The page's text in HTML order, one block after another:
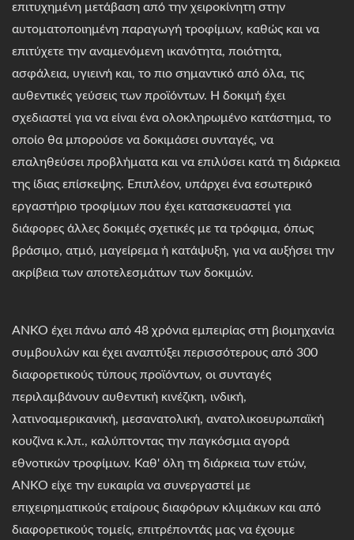
επιτυχημένη μετάβαση από την χειροκίνητη στην
αυτοματοποιημένη παραγωγή τροφίμων, καθώς και να
επιτύχετε την αναμενόμενη ικανότητα, ποιότητα,
ασφάλεια, υγιεινή και, το πιο σημαντικό από όλα, τις
αυθεντικές γεύσεις των προϊόντων. Η δοκιμή έχει
σχεδιαστεί για να είναι ένα ολοκληρωμένο κατάστημα, το
οποίο θα μπορούσε να δοκιμάσει συνταγές, να
επαληθεύσει προβλήματα και να επιλύσει κατά τη διάρκεια
της ίδιας επίσκεψης. Επιπλέον, υπάρχει ένα εσωτερικό
εργαστήριο τροφίμων που έχει κατασκευαστεί για
διάφορες άλλες δοκιμές σχετικές με τα τρόφιμα, όπως
βράσιμο, ατμό, μαγείρεμα ή κατάψυξη, για να αυξήσει την
ακρίβεια των αποτελεσμάτων των δοκιμών.
ANKO έχει πάνω από 48 χρόνια εμπειρίας στη βιομηχανία
συμβουλών και έχει αναπτύξει περισσότερους από 300
διαφορετικούς τύπους προϊόντων, οι συνταγές
περιλαμβάνουν αυθεντική κινέζικη, ινδική,
λατινοαμερικανική, μεσανατολική, ανατολικοευρωπαϊκή
κουζίνα κ.λπ., καλύπτοντας την παγκόσμια αγορά
εθνοτικών τροφίμων. Καθ' όλη τη διάρκεια των ετών,
ANKO είχε την ευκαιρία να συνεργαστεί με
επιχειρηματικούς εταίρους διαφόρων κλιμάκων και από
διαφορετικούς τομείς, επιτρέποντάς μας να έχουμε